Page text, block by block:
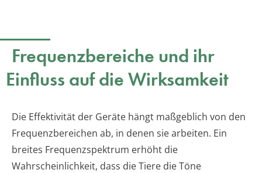
Frequenzbereiche und ihr
Einfluss auf die Wirksamkeit
Die Effektivität der Geräte hängt maßgeblich von den
Frequenzbereichen ab, in denen sie arbeiten. Ein
breites Frequenzspektrum erhöht die
Wahrscheinlichkeit, dass die Tiere die Töne